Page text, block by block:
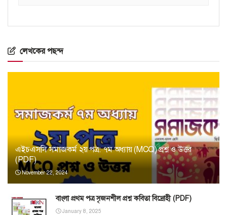
লেখকের পছন্দ
এইচএসসি সমাজকর্ম ২য় পত্র: ৭ম অধ্যায় (MCQ) প্রশ্ন ও উত্তর
(PDF)
November 22, 2024
বাংলা প্রথম পত্র সৃজনশীল প্রশ্ন কবিতা বিদ্রোহী (PDF)
January 8, 2025